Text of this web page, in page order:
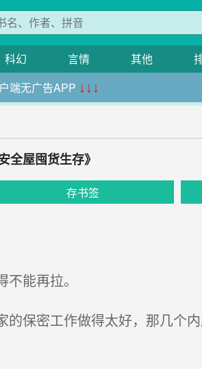
科幻 言情 其他
端无广告APP ↓↓↓
全屋囤货生存》
存书签
能再拉。
保密工作做得太好，那几个